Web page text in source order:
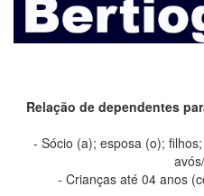
Relação de dependentes
- Sócio (a); esposa (o);
- Crianças até 04 anos